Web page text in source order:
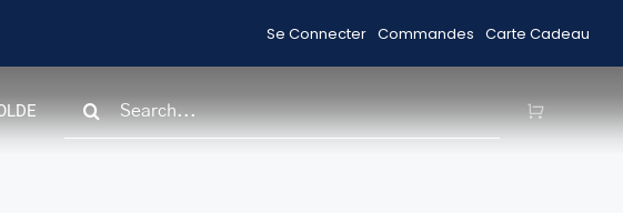
Acheter des Articles en Solde
Se Connecter Commandes Carte Cadeau
FOR: